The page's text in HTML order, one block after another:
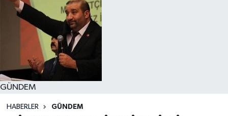
GÜNDEM
HABERLER GÜNDEM